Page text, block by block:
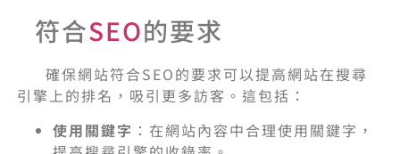
符合SEO的要求
確保網站符合SEO的要求可以提高網站在搜尋
引擎上的排名，吸引更多訪客。這包括：
使用關鍵字 ：在網站內容中合理使用關鍵字，